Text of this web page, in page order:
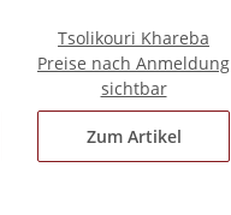
Tsolikouri Khareba
Preise nach Anmeldung
sichtbar
Zum Artikel